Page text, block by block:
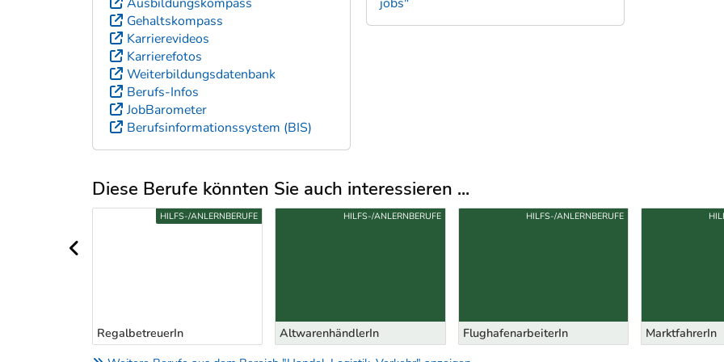
Gehaltskompass
Karrierevideos
Karrierefotos
Weiterbildungsdatenbank
Berufs-Infos
JobBarometer
Berufsinformationssystem (BIS)
Diese Berufe könnten Sie auch interessieren ...
Uber weitere Berufsvorschläge
RegalbetreuerIn
HILFS-/ANLERNBERUFE
AltwarenhändlerIn
HILFS-/ANLERNBERUFE
FlughafenarbeiterIn
HILFS-/ANLERNBERUFE
MarktfahrerIn